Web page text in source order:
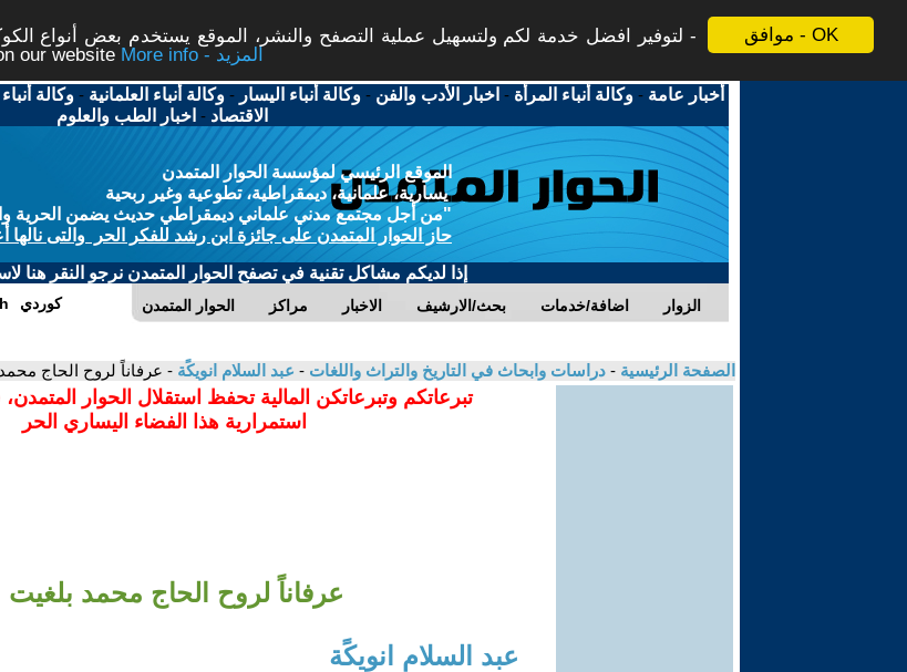
موافق - OK
لتوفير افضل خدمة لكم ولتسهيل عملية التصفح والنشر، الموقع يستخدم بعض أنواع
our website
More info - المزيد
أخبار عامة -وكالة أنباء المرأة - اخبار الأدب والفن -وكالة أنباء اليسار -وكالة أنباء العلمانية -وكالة
الاقتصاد - اخبار الطب والعلوم
الموقع الرئيسي لمؤسسة الحوار المتمدن
يسارية، علمانية، ديمقراطية، تطوعية وغير ربحية
"من أجل مجتمع مدني علماني ديمقراطي حديث يضمن الحرية
حاز الحوار المتمدن على جائزة ابن رشد للفكر الحر والتى نالها
إذا لديكم مشاكل تقنية في تصفح الحوار المتمدن نرجو النقر هنا
الحوار المتمدن مراكز الاخبار بحث/الارشيف اضافة/خدمات الزوار كوردي
الصفحة الرئيسية - دراسات وابحاث في التاريخ والتراث واللغات - عبد السلام انويكًة - عرفاناً لروح الحاج
تبرعاتكم وتبرعاتكن المالية تحفظ استقلال الحوار
استمرارية هذا الفضاء اليساري الحر
عرفاناً لروح الحاج محمد بلغيت
عبد السلام انويكًة